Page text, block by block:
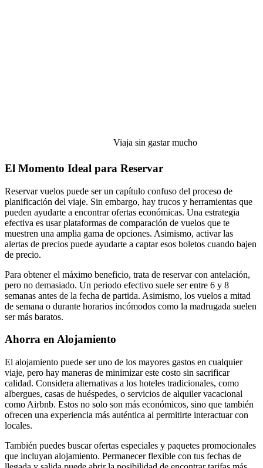
Viaja sin gastar mucho
El Momento Ideal para Reservar
Reservar vuelos puede ser un capítulo confuso del proceso de
planificación del viaje. Sin embargo, hay trucos y herramientas que
pueden ayudarte a encontrar ofertas económicas. Una estrategia
efectiva es usar plataformas de comparación de vuelos que te
muestren una amplia gama de opciones. Asimismo, activar las
alertas de precios puede ayudarte a captar esos boletos cuando bajen
de precio.
Para obtener el máximo beneficio, trata de reservar con antelación,
pero no demasiado. Un periodo efectivo suele ser entre 6 y 8
semanas antes de la fecha de partida. Asimismo, los vuelos a mitad
de semana o durante horarios incómodos como la madrugada suelen
ser más baratos.
Ahorra en Alojamiento
El alojamiento puede ser uno de los mayores gastos en cualquier
viaje, pero hay maneras de minimizar este costo sin sacrificar
calidad. Considera alternativas a los hoteles tradicionales, como
albergues, casas de huéspedes, o servicios de alquiler vacacional
como Airbnb. Estos no solo son más económicos, sino que también
ofrecen una experiencia más auténtica al permitirte interactuar con
locales.
También puedes buscar ofertas especiales y paquetes promocionales
que incluyan alojamiento. Permanecer flexible con tus fechas de